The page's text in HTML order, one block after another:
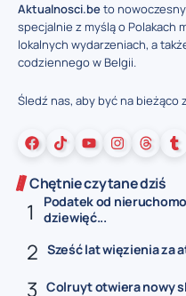
Aktualnosci.beto
specjalnie z myślą o Polakach
lokalnych wydarzeniach, a
codziennego w Belgii.
Śledź nas, aby być na bieżąco
Chętnie czytane dziś
Podatek od
dziewięć...
Sześć lat więzienia za
Colruyt otwiera nowy